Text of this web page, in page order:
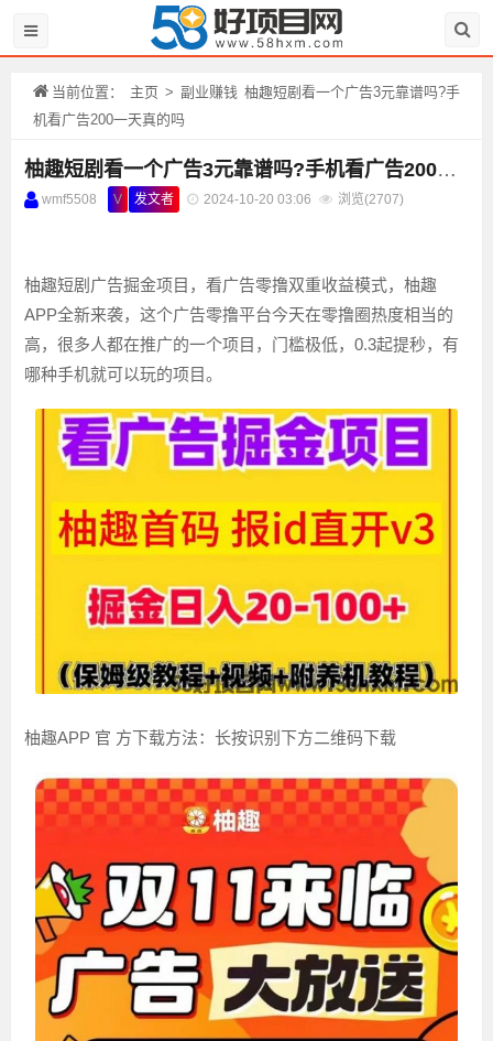
当前位置： 主页 > 副业赚钱 ​柚趣短剧看一个广告3元靠谱吗?手
机看广告200一天真的吗
​柚趣短剧看一个广告3元靠谱吗?手机看广告200一天真的吗
wmf5508 V 发文者 2024-10-20 03:06 浏览(2707)
柚趣短剧广告掘金项目，看广告零撸双重收益模式，柚趣
APP全新来袭，这个广告零撸平台今天在零撸圈热度相当的
高，很多人都在推广的一个项目，门槛极低，0.3起提秒，有
哪种手机就可以玩的项目。
柚趣APP 官 方下载方法：长按识别下方二维码下载